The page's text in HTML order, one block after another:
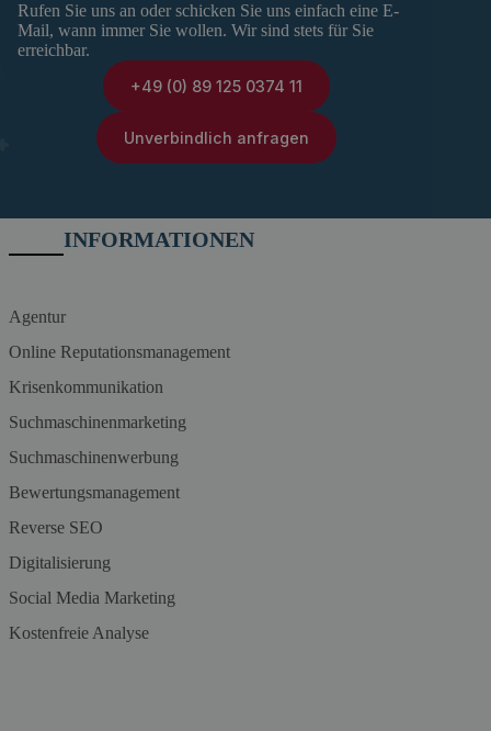
Rufen Sie uns an oder schicken Sie uns einfach eine E-
Mail, wann immer Sie wollen. Wir sind stets für Sie
erreichbar.
+49 (0) 89 125 0374 11
Unverbindlich anfragen
INFORMATIONEN
Agentur
Online Reputationsmanagement
Krisenkommunikation
Suchmaschinenmarketing
Suchmaschinenwerbung
Bewertungsmanagement
Reverse SEO
Digitalisierung
Social Media Marketing
Kostenfreie Analyse